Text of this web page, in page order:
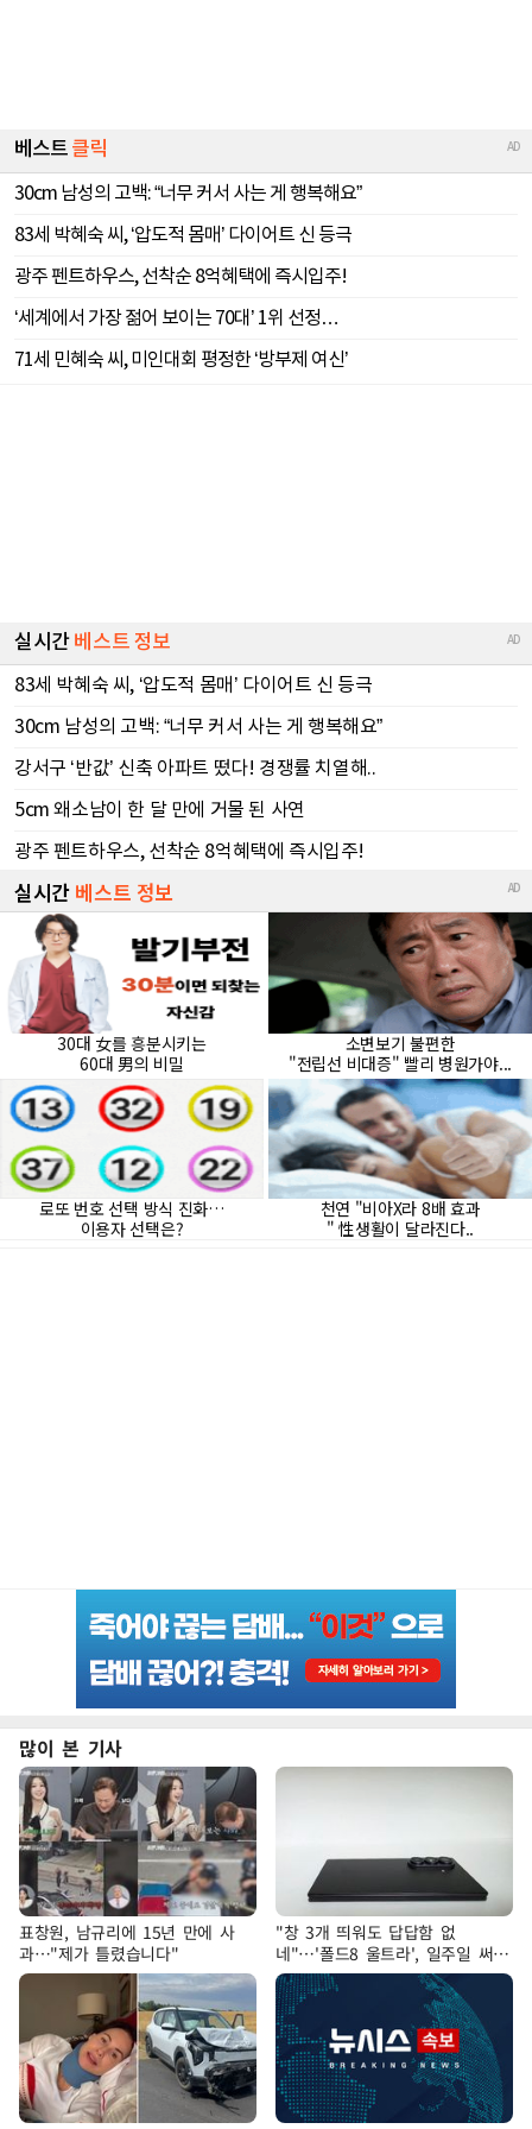
많이 본 기사
표창원, 남규리에 15년 만에 사
과…"제가 틀렸습니다"
"창 3개 띄워도 답답함 없
네"…'폴드8 울트라', 일주일 써보
니